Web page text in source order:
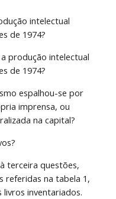
intelectual
de 1974?
produção intelectual
de 1974?
espalhou-se por
imprensa, ou
na capital?
terceira questões,
referidas na tabela 1,
inventariados.